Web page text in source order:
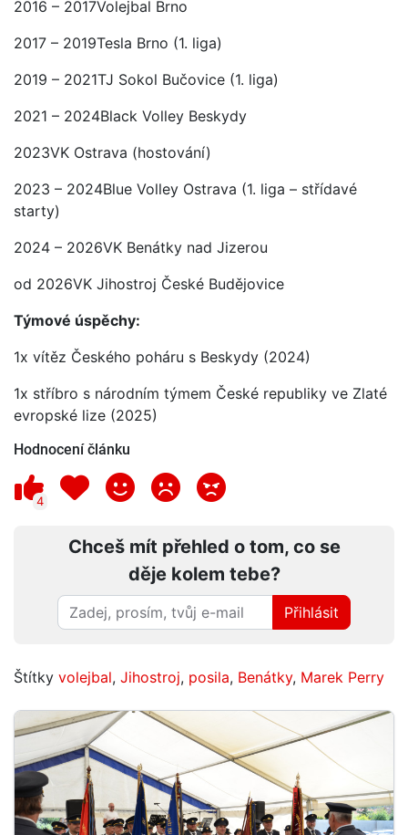
2016 – 2017Volejbal Brno
2017 – 2019Tesla Brno (1. liga)
2019 – 2021TJ Sokol Bučovice (1. liga)
2021 – 2024Black Volley Beskydy
2023VK Ostrava (hostování)
2023 – 2024Blue Volley Ostrava (1. liga – střídavé
starty)
2024 – 2026VK Benátky nad Jizerou
od 2026VK Jihostroj České Budějovice
Týmové úspěchy:
1x vítěz Českého poháru s Beskydy (2024)
1x stříbro s národním týmem České republiky ve Zlaté
evropské lize (2025)
Hodnocení článku
4
Chceš mít přehled o tom, co se
děje kolem tebe?
Přihlásit
Štítky volejbal, Jihostroj, posila, Benátky, Marek Perry